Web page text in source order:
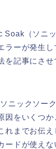
Soak（ソニ
ラーが発生し
を記事にさせ
ニックソー
因をいくつ
れまでお伝え
ードが使えな